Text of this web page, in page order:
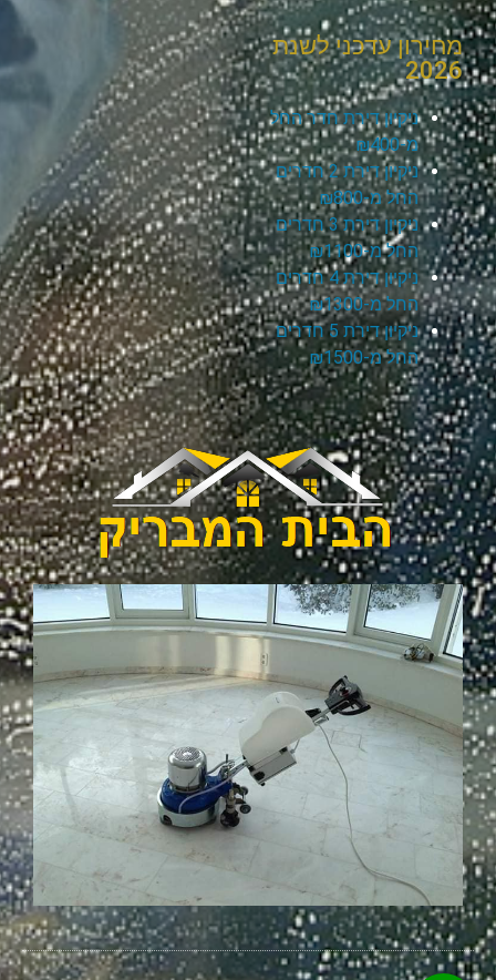
מחירון עדכני לשנת
2026
ניקיון דירת חדר החל
מ-₪400
ניקיון דירת 2 חדרים
החל מ-₪800
ניקיון דירת 3 חדרים
החל מ-₪1100
ניקיון דירת 4 חדרים
החל מ-₪1300
ניקיון דירת 5 חדרים
החל מ-₪1500